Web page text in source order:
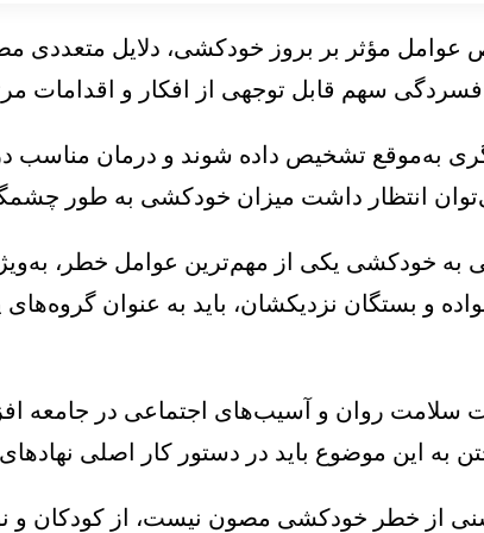
مؤثر بر بروز خودکشی، دلایل متعددی
سهم قابل توجهی از افکار و اقدامات
به‌موقع تشخیص داده شوند و درمان مناسب
انتظار داشت میزان خودکشی به طور
به خودکشی یکی از مهم‌ترین عوامل خطر،
و بستگان نزدیکشان، باید به عنوان
سلامت روان و آسیب‌های اجتماعی در جامعه
به این موضوع باید در دستور کار اصلی
از خطر خودکشی مصون نیست، از کودکان و